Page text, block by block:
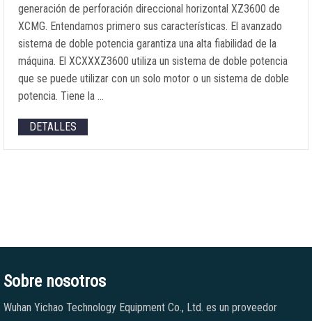
generación de perforación direccional horizontal XZ3600 de
XCMG. Entendamos primero sus características. El avanzado
sistema de doble potencia garantiza una alta fiabilidad de la
máquina. El XCXXXZ3600 utiliza un sistema de doble potencia
que se puede utilizar con un solo motor o un sistema de doble
potencia. Tiene la …
DETALLES
Sobre nosotros
Wuhan Yichao Technology Equipment Co., Ltd. es un proveedor